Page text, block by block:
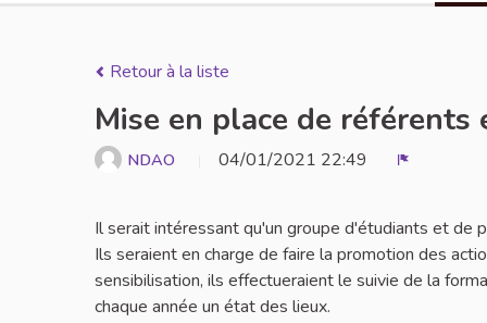
Retour à la liste
Mise en place de référents
NDAO 04/01/2021 22:49
Il serait intéressant qu'un groupe d'étudiants et de
Ils seraient en charge de faire la promotion des
sensibilisation, ils effectueraient le suivie de la
chaque année un état des lieux.